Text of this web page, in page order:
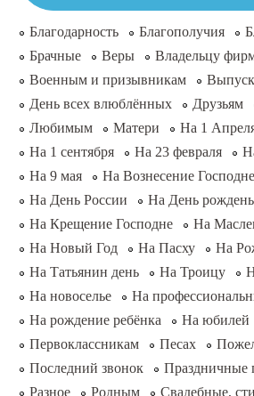
Благодарность Благополучия
Брачные
Веры
Владельцу
Военным и призывникам
День всех влюблённых
Друзьям
Любимым
Матери На 1
На 1 сентября
На 23 февраля
На 9 мая
На Вознесение Господне
На День России
На День
На Крещение Господне
На
На Новый Год
На Пасху
На
На Татьянин день
На Троицу
На новоселье
На
На рождение ребёнка
На юбилей
Первоклассникам
Песах
Последний звонок
Праздничные
Разное
Родным
Свадебные,